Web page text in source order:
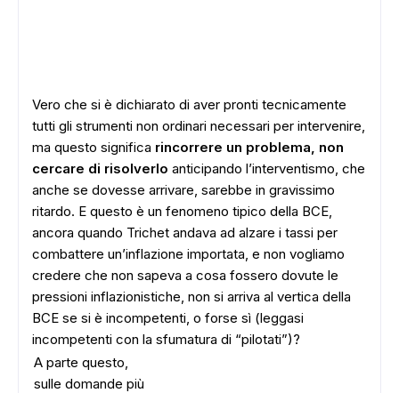
Vero che si è dichiarato di aver pronti tecnicamente
tutti gli strumenti non ordinari necessari per intervenire,
ma questo significa rincorrere un problema, non
cercare di risolverlo anticipando l’interventismo, che
anche se dovesse arrivare, sarebbe in gravissimo
ritardo. E questo è un fenomeno tipico della BCE,
ancora quando Trichet andava ad alzare i tassi per
combattere un’inflazione importata, e non vogliamo
credere che non sapeva a cosa fossero dovute le
pressioni inflazionistiche, non si arriva al vertica della
BCE se si è incompetenti, o forse sì (leggasi
incompetenti con la sfumatura di “pilotati”)?
A parte questo,
sulle domande più